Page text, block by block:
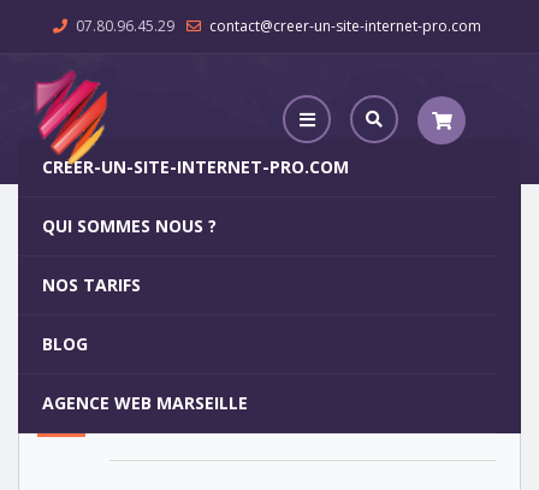
07.80.96.45.29 contact@creer-un-site-internet-pro.com
CREER-UN-SITE-INTERNET-PRO.COM
QUI SOMMES NOUS ?
NOS TARIFS
BLOG
AGENCE WEB MARSEILLE
Agence Web Thiers
5
Votre site internet pour 29€